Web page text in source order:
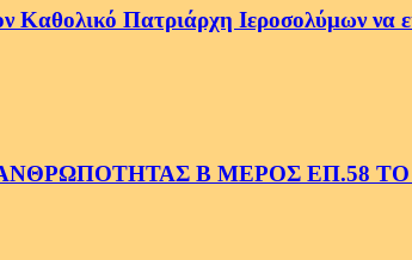
Καθολικό Πατριάρχη Ιεροσολύμων να
Β ΜΕΡΟΣ ΕΠ.58